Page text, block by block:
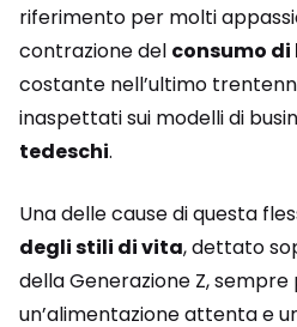
riferimento per molti
contrazione del consumo di
costante nell’ultimo
inaspettati sui modelli di
tedeschi.
Una delle cause di questa
degli stili di vita, dettato
della Generazione Z,
un’alimentazione attenta e